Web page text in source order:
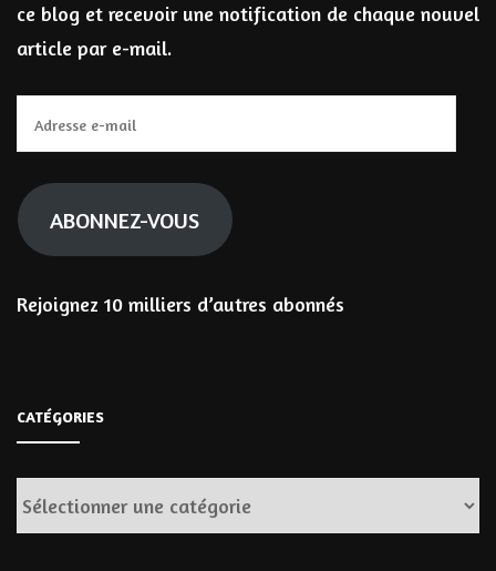
ce blog et recevoir une notification de chaque nouvel
article par e-mail.
e-
mail
ABONNEZ-VOUS
Rejoignez 10 milliers d’autres abonnés
CATÉGORIES
Catégories